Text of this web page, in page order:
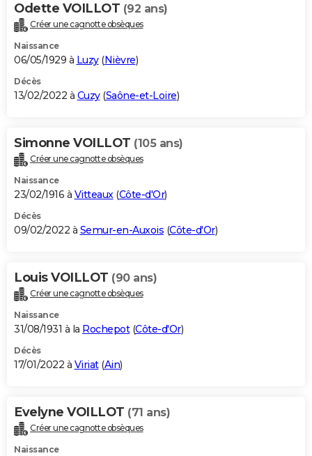
Odette VOILLOT (92 ans)
Créer une cagnotte obsèques
Naissance
06/05/1929 à Luzy(Nièvre)
Décès
13/02/2022 à Cuzy(Saône-et-Loire)
Simonne VOILLOT (105 ans)
Créer une cagnotte obsèques
Naissance
23/02/1916 à Vitteaux(Côte-d'Or)
Décès
09/02/2022 à Semur-en-Auxois (Côte-d'Or)
Louis VOILLOT (90 ans)
Créer une cagnotte obsèques
Naissance
31/08/1931 à la Rochepot(Côte-d'Or)
Décès
17/01/2022 à Viriat(Ain)
Evelyne VOILLOT (71 ans)
Créer une cagnotte obsèques
Naissance